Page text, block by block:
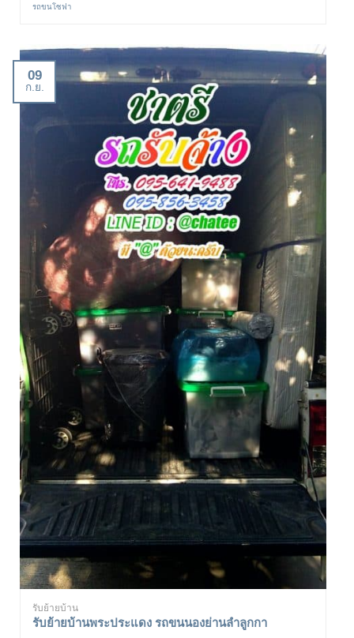
รถขนโซฟา
09
ก.ย.
รับย้ายบ้าน
รับย้ายบ้านพระประแดง รถขนนองย่านลำลูกกา